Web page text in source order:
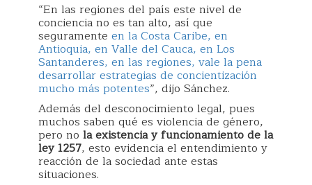
“En las regiones del país este nivel de
conciencia no es tan alto, así que
seguramente en la Costa Caribe, en
Antioquia, en Valle del Cauca, en Los
Santanderes, en las regiones, vale la pena
desarrollar estrategias de concientización
mucho más potentes”, dijo Sánchez.
Además del desconocimiento legal, pues
muchos saben qué es violencia de género,
pero no la existencia y funcionamiento de la
ley 1257, esto evidencia el entendimiento y
reacción de la sociedad ante estas
situaciones.